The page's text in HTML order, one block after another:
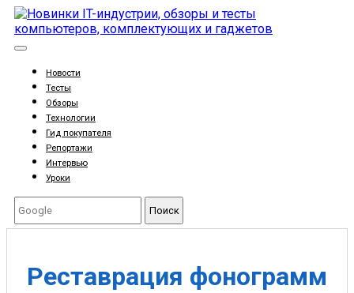
Новости
Тесты
Обзоры
Технологии
Гид покупателя
Репортажи
Интервью
Уроки
Поиск
Реставрация фонограмм